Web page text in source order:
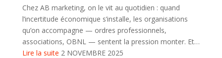
Chez AB marketing, on le vit au quotidien : quand
l’incertitude économique s’installe, les organisations
qu’on accompagne — ordres professionnels,
associations, OBNL — sentent la pression monter. Et…
Lire la suite 2 NOVEMBRE 2025